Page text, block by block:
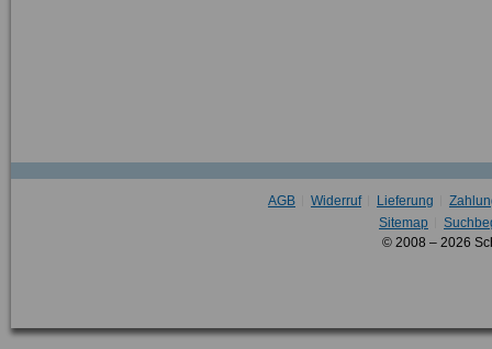
AGB Widerruf Lieferung
Sitemap
© 2008 – 2026